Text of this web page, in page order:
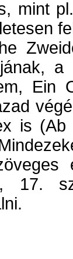
mint
a
Ein
is
17.